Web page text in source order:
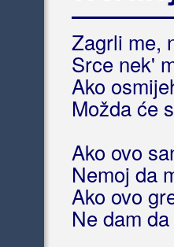
Zagrli me,
Srce nek'
Ako
Možda će
Ako ovo
Nemoj da
Ako ovo
Ne dam